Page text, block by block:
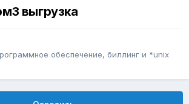
выгрузка
обеспечение, биллинг и *unix